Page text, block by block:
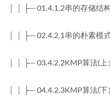
│ │ ├─ 01.4.1.2串的存储结
│ │ ├─ 02.4.2.1串的朴素模
│ │ ├─ 03.4.2.2KMP算法(上
│ │ ├─ 04.4.2.3KMP算法(下